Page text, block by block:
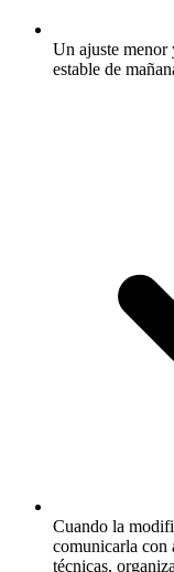
Un ajuste menor
estable de
Cuando la
comunicarla con
técnicas,